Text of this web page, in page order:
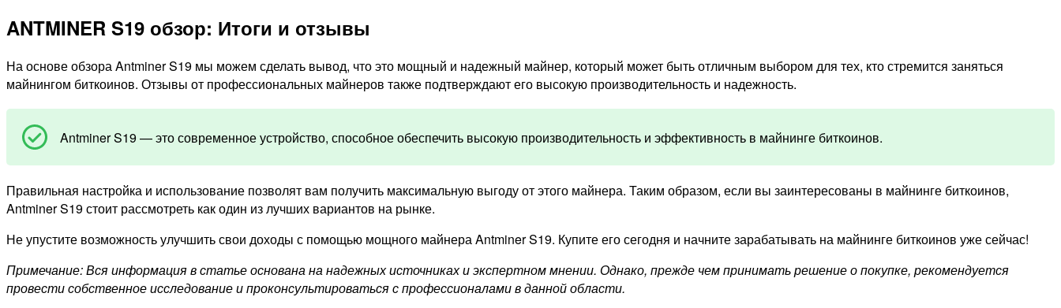
ANTMINER S19 обзор: Итоги и отзывы
На основе обзора Antminer S19 мы можем сделать вывод, что это мощный и надежный майнер, который может быть отличным выбором для тех, кто стремится заняться
майнингом биткоинов. Отзывы от профессиональных майнеров также подтверждают его высокую производительность и надежность.
Antminer S19 — это современное устройство, способное обеспечить высокую производительность и эффективность в майнинге биткоинов.
Правильная настройка и использование позволят вам получить максимальную выгоду от этого майнера. Таким образом, если вы заинтересованы в майнинге биткоинов,
Antminer S19 стоит рассмотреть как один из лучших вариантов на рынке.
Не упустите возможность улучшить свои доходы с помощью мощного майнера Antminer S19. Купите его сегодня и начните зарабатывать на майнинге биткоинов уже сейчас!
Примечание: Вся информация в статье основана на надежных источниках и экспертном мнении. Однако, прежде чем принимать решение о покупке, рекомендуется
провести собственное исследование и проконсультироваться с профессионалами в данной области.